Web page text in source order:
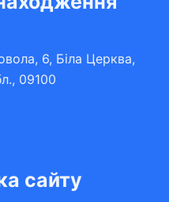
6, Біла Церква,
09100
сайту